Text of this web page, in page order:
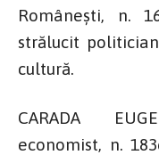
Românești, n.
strălucit
cultură.
CARADA
economist, n.